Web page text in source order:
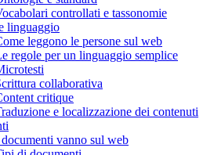
controllati e tassonomie
linguaggio
leggono le persone sul web
regole per un linguaggio semplice
collaborativa
critique
e localizzazione dei contenuti
vanno sul web